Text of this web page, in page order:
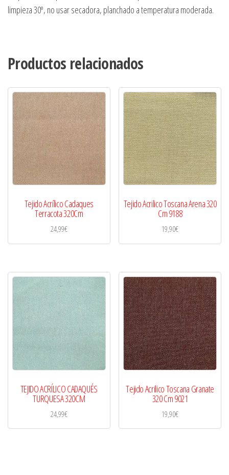
limpieza 30º, no usar secadora, planchado a temperatura moderada.
Productos relacionados
Tejido Acrílico Cadaques
Terracota 320Cm
24,99€
Tejido Acrilico Toscana Arena 320
Cm 9188
19,90€
TEJIDO ACRÍLICO CADAQUÉS
TURQUESA 320CM
24,99€
Tejido Acrilico Toscana Granate
320 Cm 9021
19,90€